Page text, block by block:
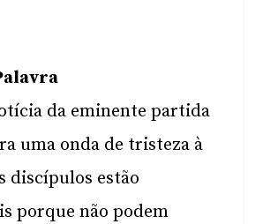
da eminente partida
uma onda de tristeza à
discípulos estão
porque não podem